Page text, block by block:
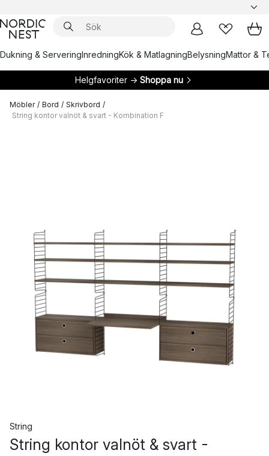
Dukning & ServeringInredningKök & MatlagningBelysningMattor &
Helgfavoriter → Shoppa nu
Möbler / Bord / Skrivbord /
String kontor valnöt & svart - Kombination F
String
String kontor valnöt & svart -